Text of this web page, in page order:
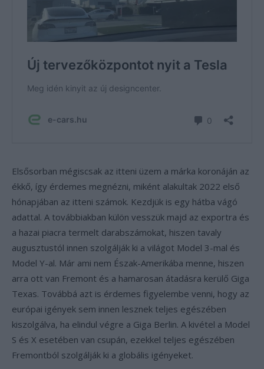
Elsősorban mégiscsak az itteni üzem a márka koronáján az
ékkő, így érdemes megnézni, miként alakultak 2022 első
hónapjában az itteni számok. Kezdjük is egy hátba vágó
adattal. A továbbiakban külön vesszük majd az exportra és
a hazai piacra termelt darabszámokat, hiszen tavaly
augusztustól innen szolgálják ki a világot Model 3-mal és
Model Y-al. Már ami nem Észak-Amerikába menne, hiszen
arra ott van Fremont és a hamarosan átadásra kerülő Giga
Texas. Továbbá azt is érdemes figyelembe venni, hogy az
európai igények sem innen lesznek teljes egészében
kiszolgálva, ha elindul végre a Giga Berlin. A kivétel a Model
S és X esetében van csupán, ezekkel teljes egészében
Fremontból szolgálják ki a globális igényeket.